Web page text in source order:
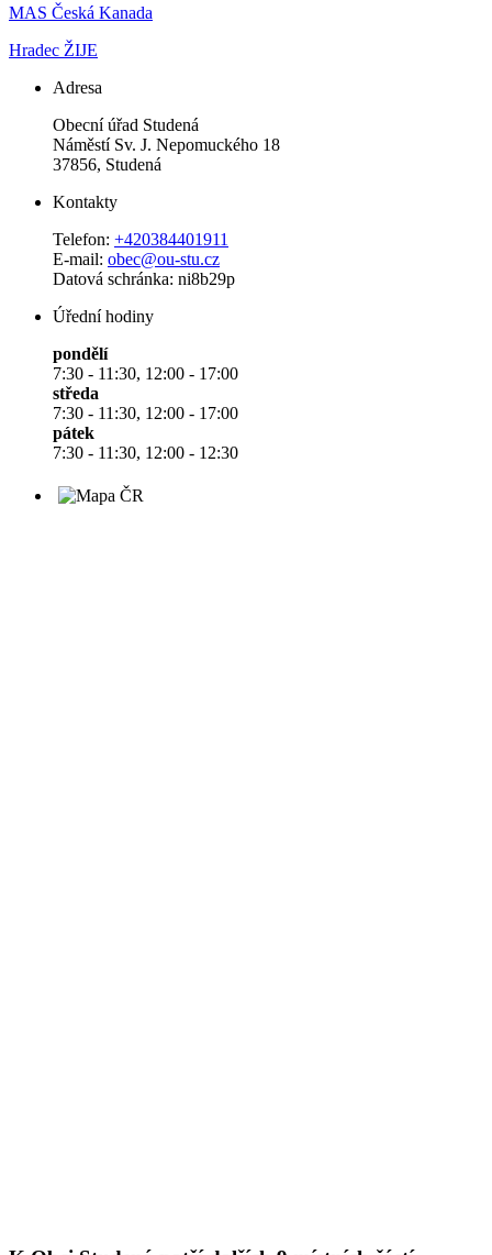
MAS Česká Kanada
Hradec ŽIJE
Adresa
Obecní úřad Studená
Náměstí Sv. J. Nepomuckého 18
37856, Studená
Kontakty
Telefon: +420384401911
E-mail: obec@ou-stu.cz
Datová schránka: ni8b29p
Úřední hodiny
pondělí
7:30 - 11:30, 12:00 - 17:00
středa
7:30 - 11:30, 12:00 - 17:00
pátek
7:30 - 11:30, 12:00 - 12:30